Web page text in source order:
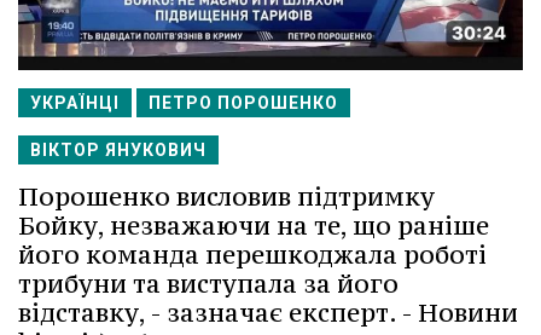
УКРАЇНЦІ ПЕТРО ПОРОШЕНКО
ВІКТОР ЯНУКОВИЧ
Порошенко висловив підтримку
Бойку, незважаючи на те, що раніше
його команда перешкоджала роботі
трибуни та виступала за його
відставку, - зазначає експерт. - Новини